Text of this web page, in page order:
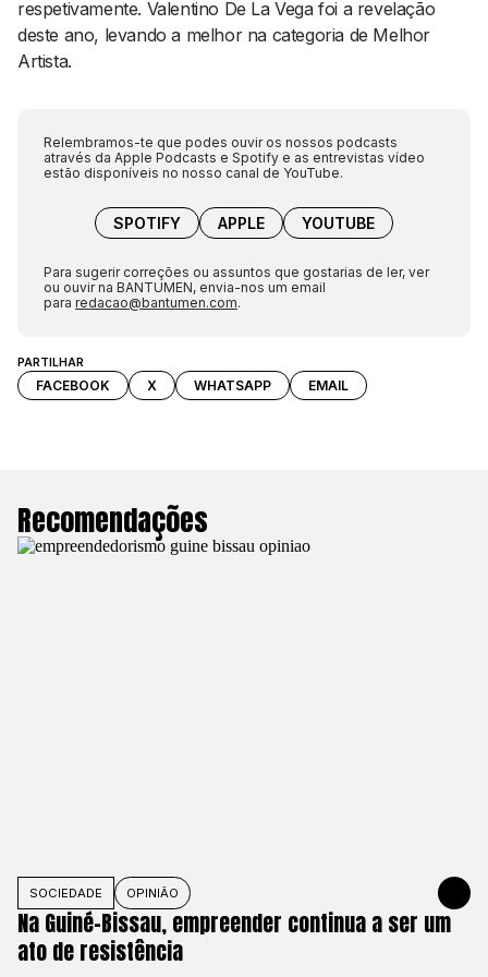
PARTILHAR
FACEBOOK X WHATSAPP EMAIL
respetivamente. Valentino De La Vega foi a revelação
deste ano, levando a melhor na categoria de Melhor
Artista.
Relembramos-te que podes ouvir os nossos podcasts
através da Apple Podcasts e Spotify e as entrevistas vídeo
estão disponíveis no nosso canal de YouTube.
SPOTIFY APPLE YOUTUBE
Para sugerir correções ou assuntos que gostarias de ler, ver
ou ouvir na BANTUMEN, envia-nos um email
para redacao@bantumen.com.
Recomendações
SOCIEDADE OPINIÃO 1 DE
Na Guiné-Bissau, empreender continua a ser um
ato de resistência